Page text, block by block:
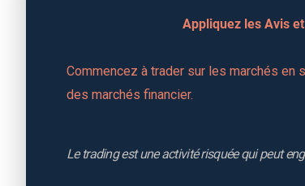
Appliquez les Avis
Commencez à trader sur les marchés
des marchés financier.
Le trading est une activité risquée qui peut